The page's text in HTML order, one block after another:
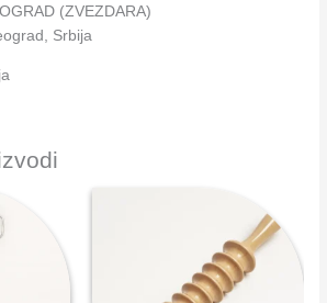
(ZVEZDARA)
Srbija